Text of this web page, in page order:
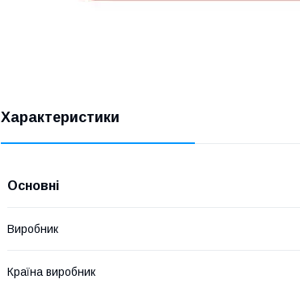
Характеристики
Основні
Виробник
Країна виробник